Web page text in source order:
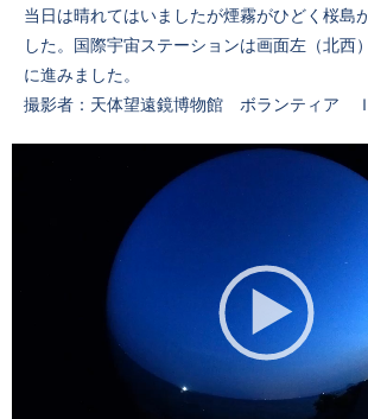
当日は晴れてはいましたが煙霧がひどく桜島
した。国際宇宙ステーションは画面左（北西
に進みました。
撮影者：天体望遠鏡博物館 ボランティア